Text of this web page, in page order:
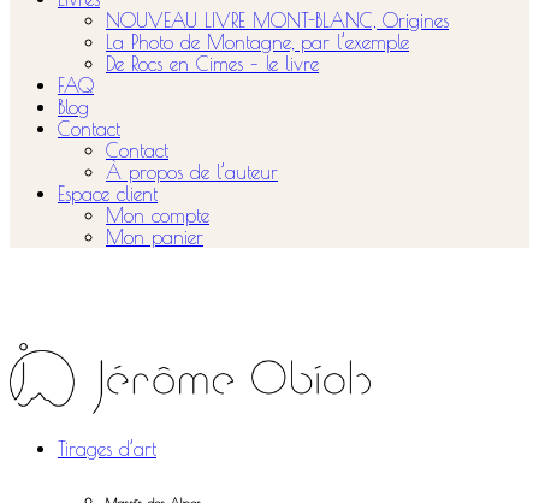
NOUVEAU LIVRE MONT-BLANC, Origines
La Photo de Montagne, par l’exemple
De Rocs en Cimes – le livre
FAQ
Blog
Contact
Contact
À propos de l’auteur
Espace client
Mon compte
Mon panier
Tirages d’art